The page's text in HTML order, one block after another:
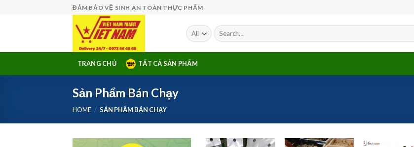
ĐẢM BẢO VỆ SINH AN TOÀN THỰC PHẨM
Search
for:
TRANG CHỦ TẤT CẢ SẢN PHẨM
Sản Phẩm Bán Chạy
HOME / SẢN PHẨM BÁN CHẠY